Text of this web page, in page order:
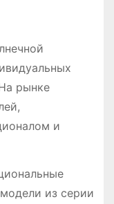
рынке
и
из серии